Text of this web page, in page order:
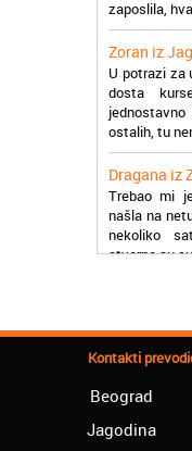
Zoran iz
U potrazi za
dosta
ostalih, tu
Dragana iz
Trebao mi
našla na
nekoliko
stvarno su
postojite,
Najbolji
lakoćom
Kontakti
Beograd
Jagodina